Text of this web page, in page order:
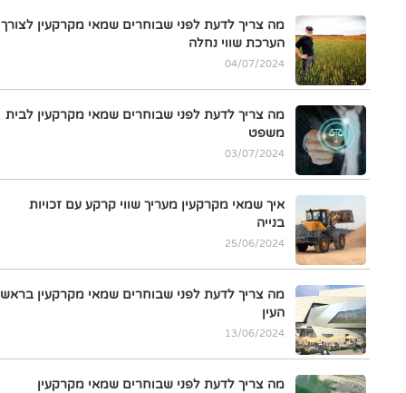
מה צריך לדעת לפני שבוחרים שמאי מקרקעין לצורך
הערכת שווי נחלה
04/07/2024
מה צריך לדעת לפני שבוחרים שמאי מקרקעין לבית
משפט
03/07/2024
איך שמאי מקרקעין מעריך שווי קרקע עם זכויות
בנייה
25/06/2024
מה צריך לדעת לפני שבוחרים שמאי מקרקעין בראש
העין
13/06/2024
מה צריך לדעת לפני שבוחרים שמאי מקרקעין